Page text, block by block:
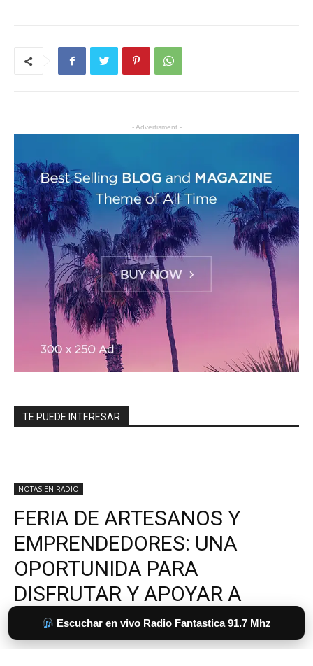
Escuchar en vivo Radio Fantastica 91.7 Mhz
- Advertisment -
TE PUEDE INTERESAR